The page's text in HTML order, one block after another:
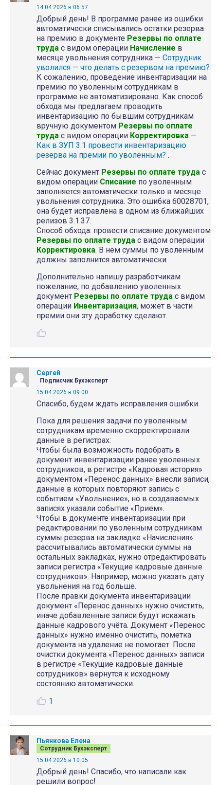
14.04.2026 в 06:57
Добрый день! В программе ранее из ошибки
автоматически списывались остатки резерва
на премию в документе Резервы по оплате
труда с видом операции Начисление в
месяце увольнения сотрудника — Сотрудник
уволился — что делать с резервом на премию?
К сожалению, проведение инвентаризации на
премию по уволенным сотрудникам в
программе не автоматизировано. Как способ
обхода мы предлагаем проводить
инвентаризацию по бывшим сотрудникам
вручную документом Резервы по оплате
труда с видом операции Корректировка —
Как в ЗУП 3.1 провести инвентаризацию
резерва на премии по уволенным? .
Сейчас документ Резервы по оплате труда с
видом операции Списание по уволенным
заполняется автоматически только в месяце
увольнения сотрудника. Это ошибка 60028701,
она будет исправлена в одном из ближайших
релизов 3.1.37.
Способ обхода: провести списание документом
Резервы по оплате труда с видом операции
Корректировка. В нём суммы по уволенным
должны заполнится автоматически.
Дополнительно напишу разработчикам
пожелание, по добавлению уволенных
документ Резервы по оплате труда с видом
операции Инвентаризация, может в части
премии они эту доработку сделают.
Сергей
Подписчик Бухэксперт
15.04.2026 в 09:00
Спасибо, будем ждать исправления ошибки.
Пока для решения задачи по уволенным
сотрудникам временно скорректировали
данные в регистрах:
Чтобы была возможность подобрать в
документ инвентаризации ранее уволенных
сотрудников, в регистре «Кадровая история»
документом «Перенос данных» внесли записи,
данные в которых повторяют запись с
событием «Увольнение», но в создаваемых
записях указали событие «Прием».
Чтобы в документе инвентаризации при
редактировании по уволенным сотрудникам
суммы резерва на закладке «Начисления»
рассчитывались автоматически суммы на
остальных закладках, нужно отредактировать
записи регистра «Текущие кадровые данные
сотрудников». Например, можно указать дату
увольнения на год больше.
После правки документа инвентаризации
документ «Перенос данных» нужно очистить,
иначе добавленные записи будут искажать
данные кадрового учёта. Документ «Перенос
данных» нужно именно очистить, пометка
документа на удаление не помогает. После
очистки документа «Перенос данных» записи
в регистре «Текущие кадровые данные
сотрудников» вернутся к исходному
состоянию автоматически.
1
Пьянкова Елена
Сотрудник Бухэксперт
15.04.2026 в 10:05
Добрый день! Спасибо, что написали как
решили вопрос!